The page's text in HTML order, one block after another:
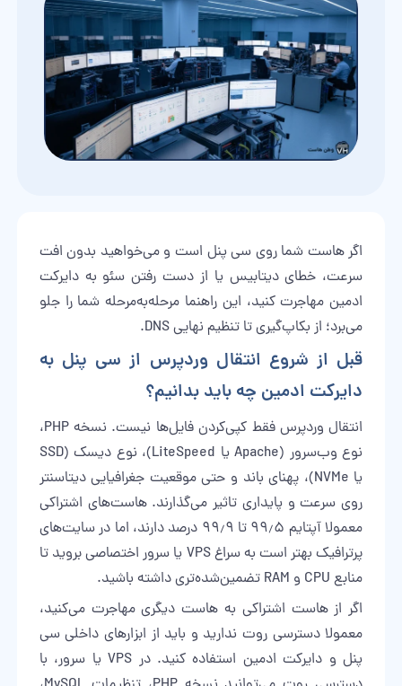
اگر هاست شما روی سی پنل است و می‌خواهید بدون افت
سرعت، خطای دیتابیس یا از دست رفتن سئو به دایرکت
ادمین مهاجرت کنید، این راهنما مرحله‌به‌مرحله شما را جلو
می‌برد؛ از بکاپ‌گیری تا تنظیم نهایی DNS.
قبل از شروع انتقال وردپرس از سی پنل به
دایرکت ادمین چه باید بدانیم؟
انتقال وردپرس فقط کپی‌کردن فایل‌ها نیست. نسخه PHP،
نوع وب‌سرور (Apache یا LiteSpeed)، نوع دیسک (SSD
یا NVMe)، پهنای باند و حتی موقعیت جغرافیایی دیتاسنتر
روی سرعت و پایداری تاثیر می‌گذارند. هاست‌های اشتراکی
معمولا آپتایم ۹۹٫۵ تا ۹۹٫۹ درصد دارند، اما در سایت‌های
پرترافیک بهتر است به سراغ VPS یا سرور اختصاصی بروید تا
منابع CPU و RAM تضمین‌شده‌تری داشته باشید.
اگر از هاست اشتراکی به هاست دیگری مهاجرت می‌کنید،
معمولا دسترسی روت ندارید و باید از ابزارهای داخلی سی
پنل و دایرکت ادمین استفاده کنید. در VPS یا سرور، با